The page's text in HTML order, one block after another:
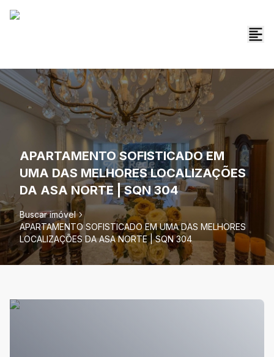
APARTAMENTO SOFISTICADO EM
UMA DAS MELHORES LOCALIZAÇÕES
DA ASA NORTE | SQN 304
Buscar imóvel
APARTAMENTO SOFISTICADO EM UMA DAS MELHORES
LOCALIZAÇÕES DA ASA NORTE | SQN 304